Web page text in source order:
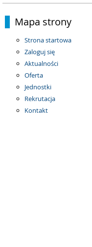
Mapa strony
Strona startowa
Zaloguj się
Aktualności
Oferta
Jednostki
Rekrutacja
Kontakt